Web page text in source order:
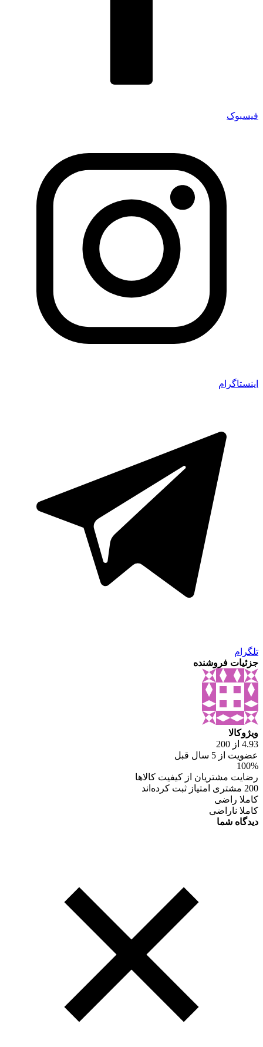
فیسبوک
اینستاگرام
تلگرام
جزئیات فروشنده
ویژوکالا
4.93 از 200
عضویت از 5 سال قبل
100%
رضایت مشتریان از کیفیت کالاها
200 مشتری امتیاز ثبت کرده‌اند
کاملا راضی
کاملا ناراضی
دیدگاه شما